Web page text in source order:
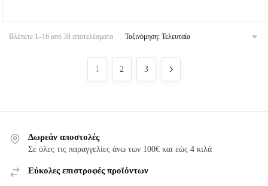
Βλέπετε 1–16 από 38 αποτελέσματα
1 2 3
Δωρεάν αποστολές
Σε όλες τις παραγγελίες άνω των 100€ και εώς 4 κιλά
Εύκολες επιστροφές προϊόντων